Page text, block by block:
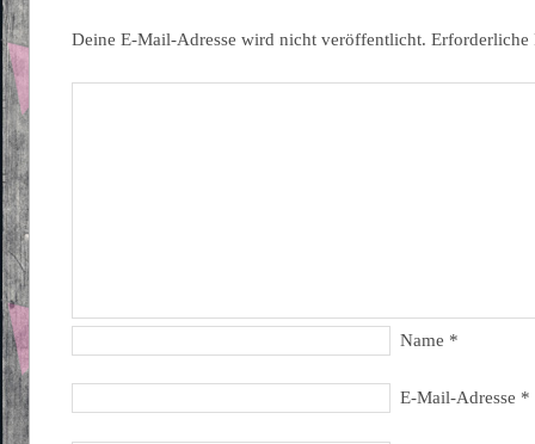
Deine E-Mail-Adresse wird nicht veröffentlicht.
Name *
E-Mail-Adresse *